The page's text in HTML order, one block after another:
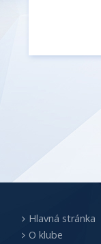
Hlavná stránka
O klube